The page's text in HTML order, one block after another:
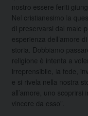
nostro essere feriti
Nel cristianesimo la
di preservarsi dal male
esperienza dell’amore
storia. Dobbiamo
religione è intenta a
irreprensibile, la fede,
e si rivela nella nostra
all’amore, uno scoprirsi
vincere da esso”.